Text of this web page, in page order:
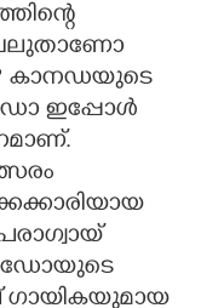
വലുതാണോ
കാനഡയുടെ
ഇപ്പോള്‍
ഗായികയുമായ